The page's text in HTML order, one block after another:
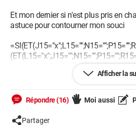
Et mon dernier si n'est plus pris en
astuce pour contourner mon souci
Afficher la
Répondre (16) Moi aussi
Partager